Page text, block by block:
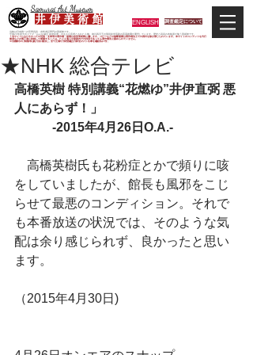
Samurai Art Museum
井 伊 美 術 館 ENGLISH 調査鑑定について
当館は日本唯一の甲冑武具・史料考証専門の美術館です。
平成29年度大河ドラマ「おんな城主 井伊直虎」の主人公直虎とされた人物、徳川四天王の筆頭井伊直政の直系後裔が運営しています。歴史と武具の本格派が集う美術館です。
＊当サイトにおけるすべての写真・文章等の著作権・版権は井伊美術館に属します。コピーなどの無断複製は著作権法上での例外を除き禁じられています。本サイトのコンテンツを代行
業者などの第三者に依頼して複製することは、たとえ個人や家庭内での利用であっても著作権法上認められていません。
※当館展示の刀剣類等は銃刀法に遵法し、​全て正真の刀剣登録証が添付されている事を確認済みです。
★NHK 総合テレビ
高橋英樹 特別講義“花燃ゆ”井伊直弼 悪
人にあらず！」
-2015年4月26日O.A.-
高橋英樹氏も花粉症とかで頻りに咳
をしていましたが、館長も風邪をこじ
らせて最悪のコンディション。それで
も本番放送の状況では、そのような気
配は余り感じられず、良かったと思い
ます。
（2015年4月30日)